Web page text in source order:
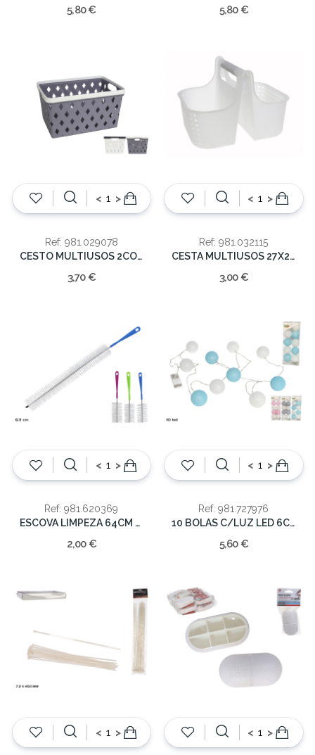
5,80 € 5,80 €
< >
Ref: 981.029078
CESTO MULTIUSOS 2CORES 14x26x18cm
3,70 €
< >
Ref: 981.032115
CESTA MULTIUSOS 27X21.5X18.7CM
3,00 €
< >
Ref: 981.620369
ESCOVA LIMPEZA 64CM SORT.
2,00 €
< >
Ref: 981.727976
10 BOLAS C/LUZ LED 6CM
5,60 €
< > < >